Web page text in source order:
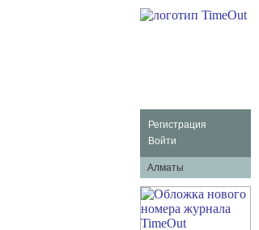
Регистрация
Войти
Алматы